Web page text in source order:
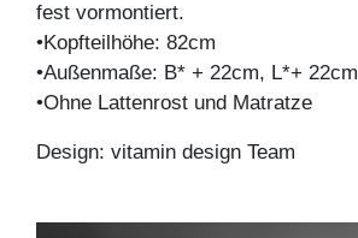
fest vormontiert.
•Kopfteilhöhe: 82cm
•Außenmaße: B* + 22cm, L*+ 22cm
•Ohne Lattenrost und Matratze
Design: vitamin design Team